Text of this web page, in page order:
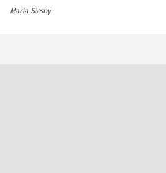
Maria Siesby